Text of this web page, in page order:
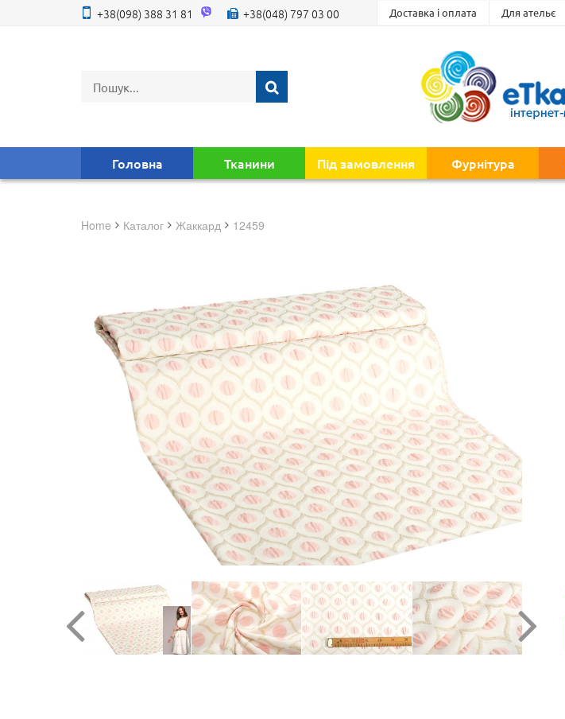
+38(098) 388 31 81 +38(048) 797 03 00 Доставка і оплата Для ательє
Головна Тканини Під замовлення Фурнітура
Home Каталог жаккард 12459